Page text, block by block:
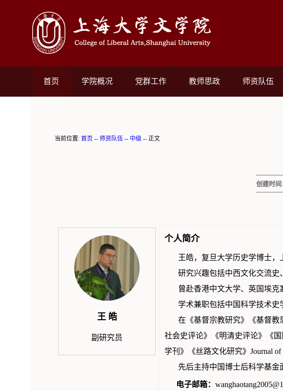
首页 学院概况 党群工作 教师思政 师资队伍
当前位置: 首页 -- 师资队伍 -- 中级 -- 正文
创建时间
王 皓
副研究员
个人简介
王皓，复旦大学历史学博士，
研究兴趣包括中西文化交流史
曾赴香港中文大学、英国埃克
学术兼职包括中国科学技术史
在《基督宗教研究》《基督
社会史评论》《明清史评论》《
学刊》《丝路文化研究》Journal of
先后主持中国博士后科学基金
电子邮箱：